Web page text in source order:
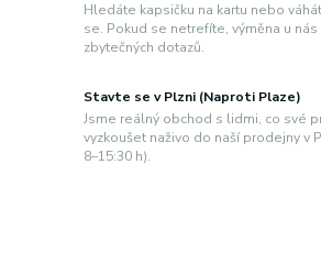
Hledáte kapsičku na kartu nebo
se. Pokud se netrefíte, výměna u
zbytečných dotazů.
Stavte se v Plzni (Naproti Plaze)
Jsme reálný obchod s lidmi, co své
vyzkoušet naživo do naší prodejny v
8–15:30 h).